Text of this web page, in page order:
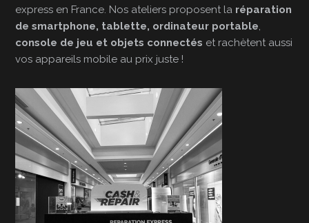
express en France. Nos ateliers proposent la réparation
de smartphone, tablette, ordinateur portable
console de jeu et objets connectés et rachètent aussi
vos appareils mobile au prix juste !